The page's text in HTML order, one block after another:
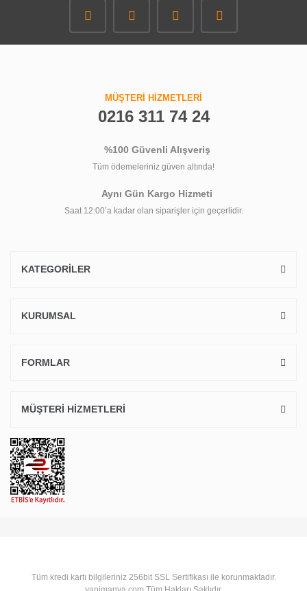
MÜŞTERİ HİZMETLERİ
0216 311 74 24
%100 Güvenli Alışveriş
Tüm ödemeleriniz güven altında!
Aynı Gün Kargo Hizmeti
Saat 12:00’a kadar olan siparişler için geçerlidir.
KATEGORİLER
KURUMSAL
FORMLAR
MÜŞTERİ HİZMETLERİ
Tüm kredi kartı bilgileriniz 256bit SSL Sertifikası ile korunmaktadır.